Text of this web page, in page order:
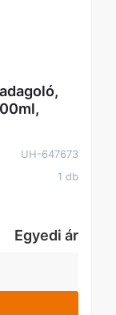
UH-647673
1 db
Egyedi ár